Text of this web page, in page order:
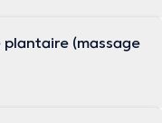
(massage